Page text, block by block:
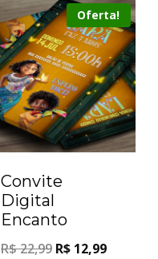
Oferta!
Convite
Digital
Encanto
R$22,99 R$ 12,99